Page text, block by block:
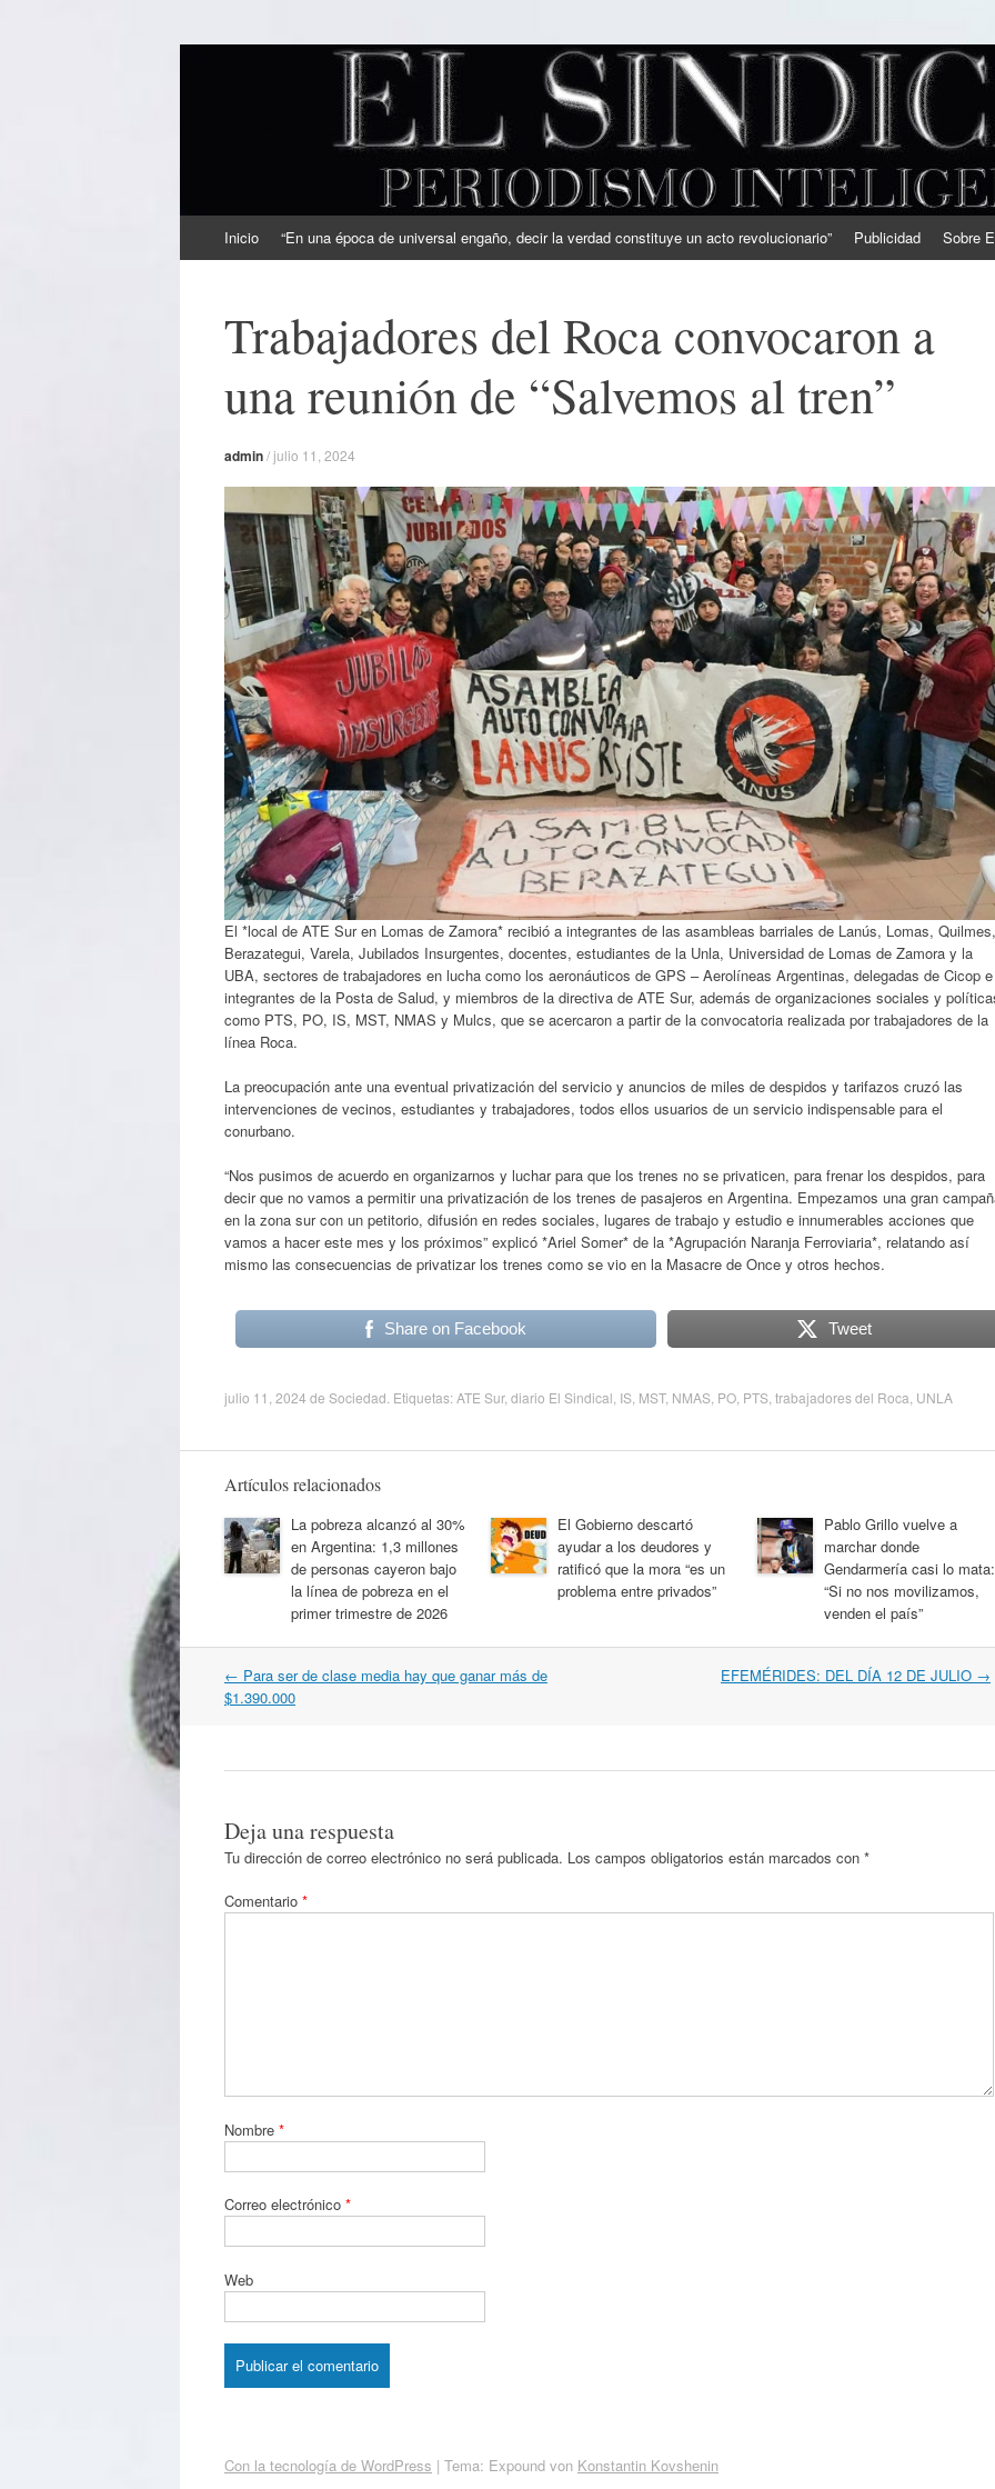
EL SINDICAL
Periodismo Inteligente
al
Inicio “En una época de universal engaño, decir la verdad constituye un acto revolucionario” Publicidad Sobre
Trabajadores del Roca convocaron a
una reunión de “Salvemos al tren”
admin/julio 11, 2024
El *local de ATE Sur en Lomas de Zamora* recibió a integrantes de las asambleas barriales de Lanús, Lomas, Quilmes,
Berazategui, Varela, Jubilados Insurgentes, docentes, estudiantes de la Unla, Universidad de Lomas de Zamora y la
UBA, sectores de trabajadores en lucha como los aeronáuticos de GPS – Aerolíneas Argentinas, delegadas de Cicop e
integrantes de la Posta de Salud, y miembros de la directiva de ATE Sur, además de organizaciones sociales y
como PTS, PO, IS, MST, NMAS y Mulcs, que se acercaron a partir de la convocatoria realizada por trabajadores de la
línea Roca.
La preocupación ante una eventual privatización del servicio y anuncios de miles de despidos y tarifazos cruzó las
intervenciones de vecinos, estudiantes y trabajadores, todos ellos usuarios de un servicio indispensable para el
conurbano.
“Nos pusimos de acuerdo en organizarnos y luchar para que los trenes no se privaticen, para frenar los despidos, para
decir que no vamos a permitir una privatización de los trenes de pasajeros en Argentina. Empezamos una gran
en la zona sur con un petitorio, difusión en redes sociales, lugares de trabajo y estudio e innumerables acciones que
vamos a hacer este mes y los próximos” explicó *Ariel Somer* de la *Agrupación Naranja Ferroviaria*, relatando así
mismo las consecuencias de privatizar los trenes como se vio en la Masacre de Once y otros hechos.
Share on Facebook Tweet
julio 11, 2024 de Sociedad . Etiquetas:ATE Sur, diario El Sindical IS MST, NMAS PO PTS trabajadores del Roca UNLA
Artículos relacionados
La pobreza alcanzó al 30%
en Argentina: 1,3 millones
de personas cayeron bajo
la línea de pobreza en el
primer trimestre de 2026
El Gobierno descartó
ayudar a los deudores y
ratificó que la mora “es un
problema entre privados”
Pablo Grillo vuelve a
marchar donde
Gendarmería casi lo mata:
“Si no nos movilizamos,
venden el país”
Navegación
por
← Para ser de clase media hay que ganar más de
$1.390.000
EFEMÉRIDES: DEL DÍA 12 DE JULIO →
Deja una respuesta
Tu dirección de correo electrónico no será publicada. Los campos obligatorios están marcados con *
Comentario *
Nombre *
Correo electrónico *
Web
Con la tecnología de WordPress | Tema: Expound von Konstantin Kovshenin